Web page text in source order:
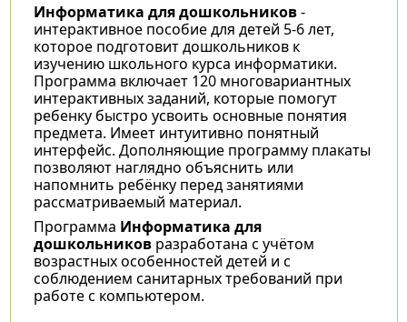
Информатика для дошкольников-
интерактивное пособие для детей 5-6 лет,
которое подготовит дошкольников к
изучению школьного курса информатики.
Программа включает 120 многовариантных
интерактивных заданий, которые помогут
ребенку быстро усвоить основные понятия
предмета. Имеет интуитивно понятный
интерфейс. Дополняющие программу плакаты
позволяют наглядно объяснить или
напомнить ребёнку перед занятиями
рассматриваемый материал.
Программа Информатика для
дошкольниковразработана с учётом
возрастных особенностей детей и с
соблюдением санитарных требований при
работе с компьютером.